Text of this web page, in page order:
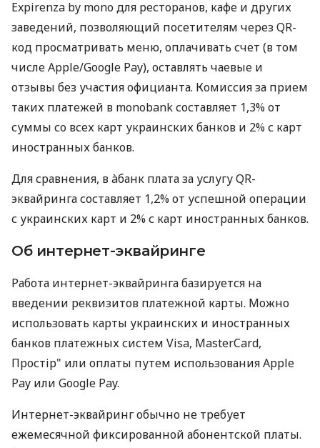
Expirenza by mono для ресторанов, кафе и других
заведений, позволяющий посетителям через QR-
код просматривать меню, оплачивать счет (в том
числе Apple/Google Pay), оставлять чаевые и
отзывы без участия официанта. Комиссия за прием
таких платежей в monobank составляет 1,3% от
суммы со всех карт украинских банков и 2% с карт
иностранных банков.
Для сравнения, в àбанк плата за услугу QR-
эквайринга составляет 1,2% от успешной операции
с украинских карт и 2% с карт иностранных банков.
Об интернет-эквайринге
Работа интернет-эквайринга базируется на
введении реквизитов платежной карты. Можно
использовать карты украинских и иностранных
банков платежных систем Visa, MasterCard,
Простір" или оплаты путем использования Apple
Pay или Google Pay.
Интернет-эквайринг обычно не требует
ежемесячной фиксированной абонентской платы.